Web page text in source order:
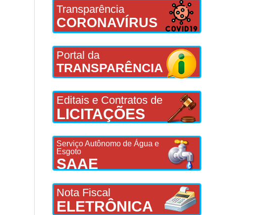
Transparência
CORONAVÍRUS
Portal da
TRANSPARÊNCIA
Editais e Contratos de
LICITAÇÕES
Serviço Autônomo de Água e
Esgoto
SAAE
Nota Fiscal
ELETRÔNICA